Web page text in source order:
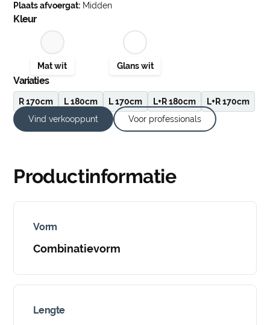
Plaats afvoergat: Midden
Kleur
Variaties
R 170cm L 180cm L 170cm L+R 180cm
L+R 170cm
Vind verkooppunt
Voor professionals
Productinformatie
Vorm
Combinatievorm
Lengte